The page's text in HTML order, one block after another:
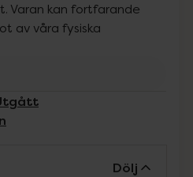
Varan kan fortfarande
av våra fysiska
Dölj